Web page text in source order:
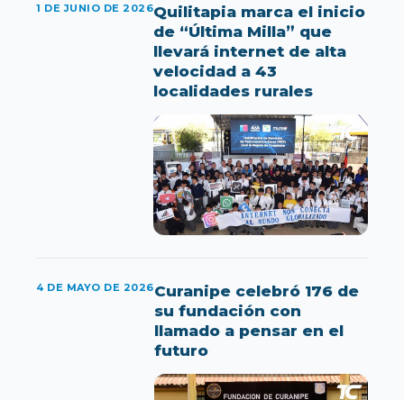
1 DE JUNIO DE 2026Quilitapia marca el inicio
de “Última Milla” que
llevará internet de alta
velocidad a 43
localidades rurales
4 DE MAYO DE 2026Curanipe celebró 176 de
su fundación con
llamado a pensar en el
futuro